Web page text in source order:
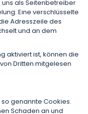
als Seitenbetreiber
Eine verschlüsselte
Adresszeile des
und an dem
aktiviert ist, können die
Dritten mitgelesen
genannte Cookies.
Schaden an und